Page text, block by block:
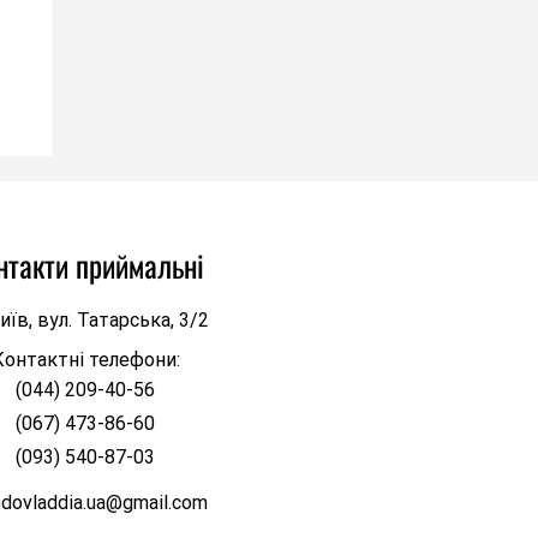
приймальні
вул. Татарська, 3/2
телефони:
(044) 209-40-56
(067) 473-86-60
(093) 540-87-03